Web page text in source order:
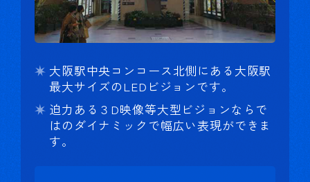
大阪駅中央コンコース北側にある大阪駅
最大サイズのLEDビジョンです。
迫力ある３D映像等大型ビジョンならで
はのダイナミックで幅広い表現ができま
す。